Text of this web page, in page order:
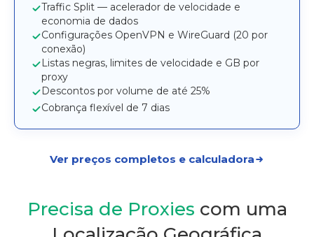
Traffic Split — acelerador de velocidade e
economia de dados
Configurações OpenVPN e WireGuard (20 por
conexão)
Listas negras, limites de velocidade e GB por
proxy
Descontos por volume de até 25%
Cobrança flexível de 7 dias
Ver preços completos e calculadora
Precisa de Proxies com uma